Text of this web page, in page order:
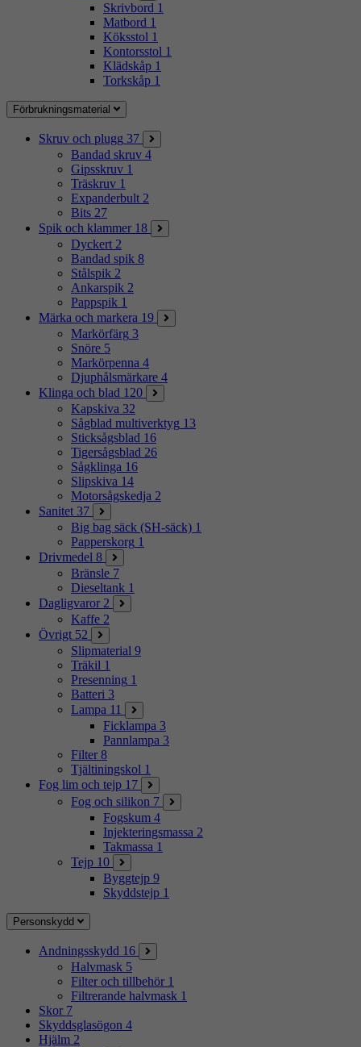
Skrivbord 1
Matbord 1
Köksstol 1
Kontorsstol 1
Klädskåp 1
Torkskåp 1
Förbrukningsmaterial
Skruv och plugg 37
Bandad skruv 4
Gipsskruv 1
Träskruv 1
Expanderbult 2
Bits 27
Spik och klammer 18
Dyckert 2
Bandad spik 8
Stålspik 2
Ankarspik 2
Pappspik 1
Märka och markera 19
Markörfärg 3
Snöre 5
Markörpenna 4
Djuphålsmärkare 4
Klinga och blad 120
Kapskiva 32
Sågblad multiverktyg 13
Sticksågsblad 16
Tigersågsblad 26
Sågklinga 16
Slipskiva 14
Motorsågskedja 2
Sanitet 37
Big bag säck (SH-säck) 1
Papperskorg 1
Drivmedel 8
Bränsle 7
Dieseltank 1
Dagligvaror 2
Kaffe 2
Övrigt 52
Slipmaterial 9
Träkil 1
Presenning 1
Batteri 3
Lampa 11
Ficklampa 3
Pannlampa 3
Filter 8
Tjältiningskol 1
Fog lim och tejp 17
Fog och silikon 7
Fogskum 4
Injekteringsmassa 2
Takmassa 1
Tejp 10
Byggtejp 9
Skyddstejp 1
Personskydd
Andningsskydd 16
Halvmask 5
Filter och tillbehör 1
Filtrerande halvmask 1
Skor 7
Skyddsglasögon 4
Hjälm 2